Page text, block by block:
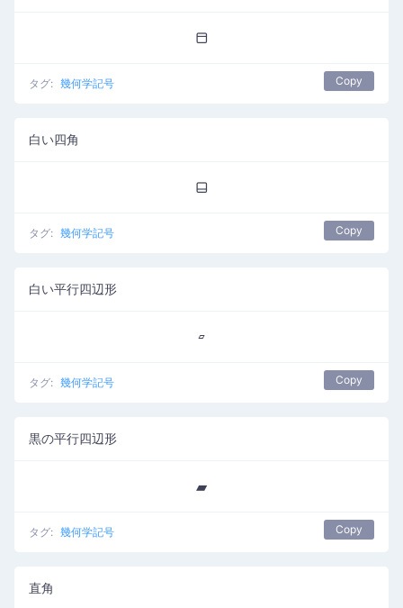
⬒
タグ: 幾何学記号 Copy
白い四角
⬓
タグ: 幾何学記号 Copy
白い平行四辺形
▱
タグ: 幾何学記号 Copy
黒の平行四辺形
▰
タグ: 幾何学記号 Copy
直角